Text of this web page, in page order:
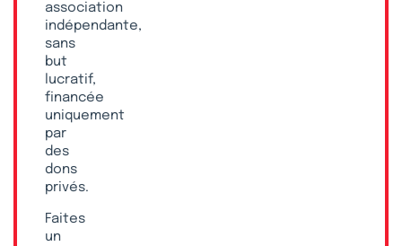
association
indépendante,
sans
but
lucratif,
financée
uniquement
par
des
dons
privés.
Faites
un